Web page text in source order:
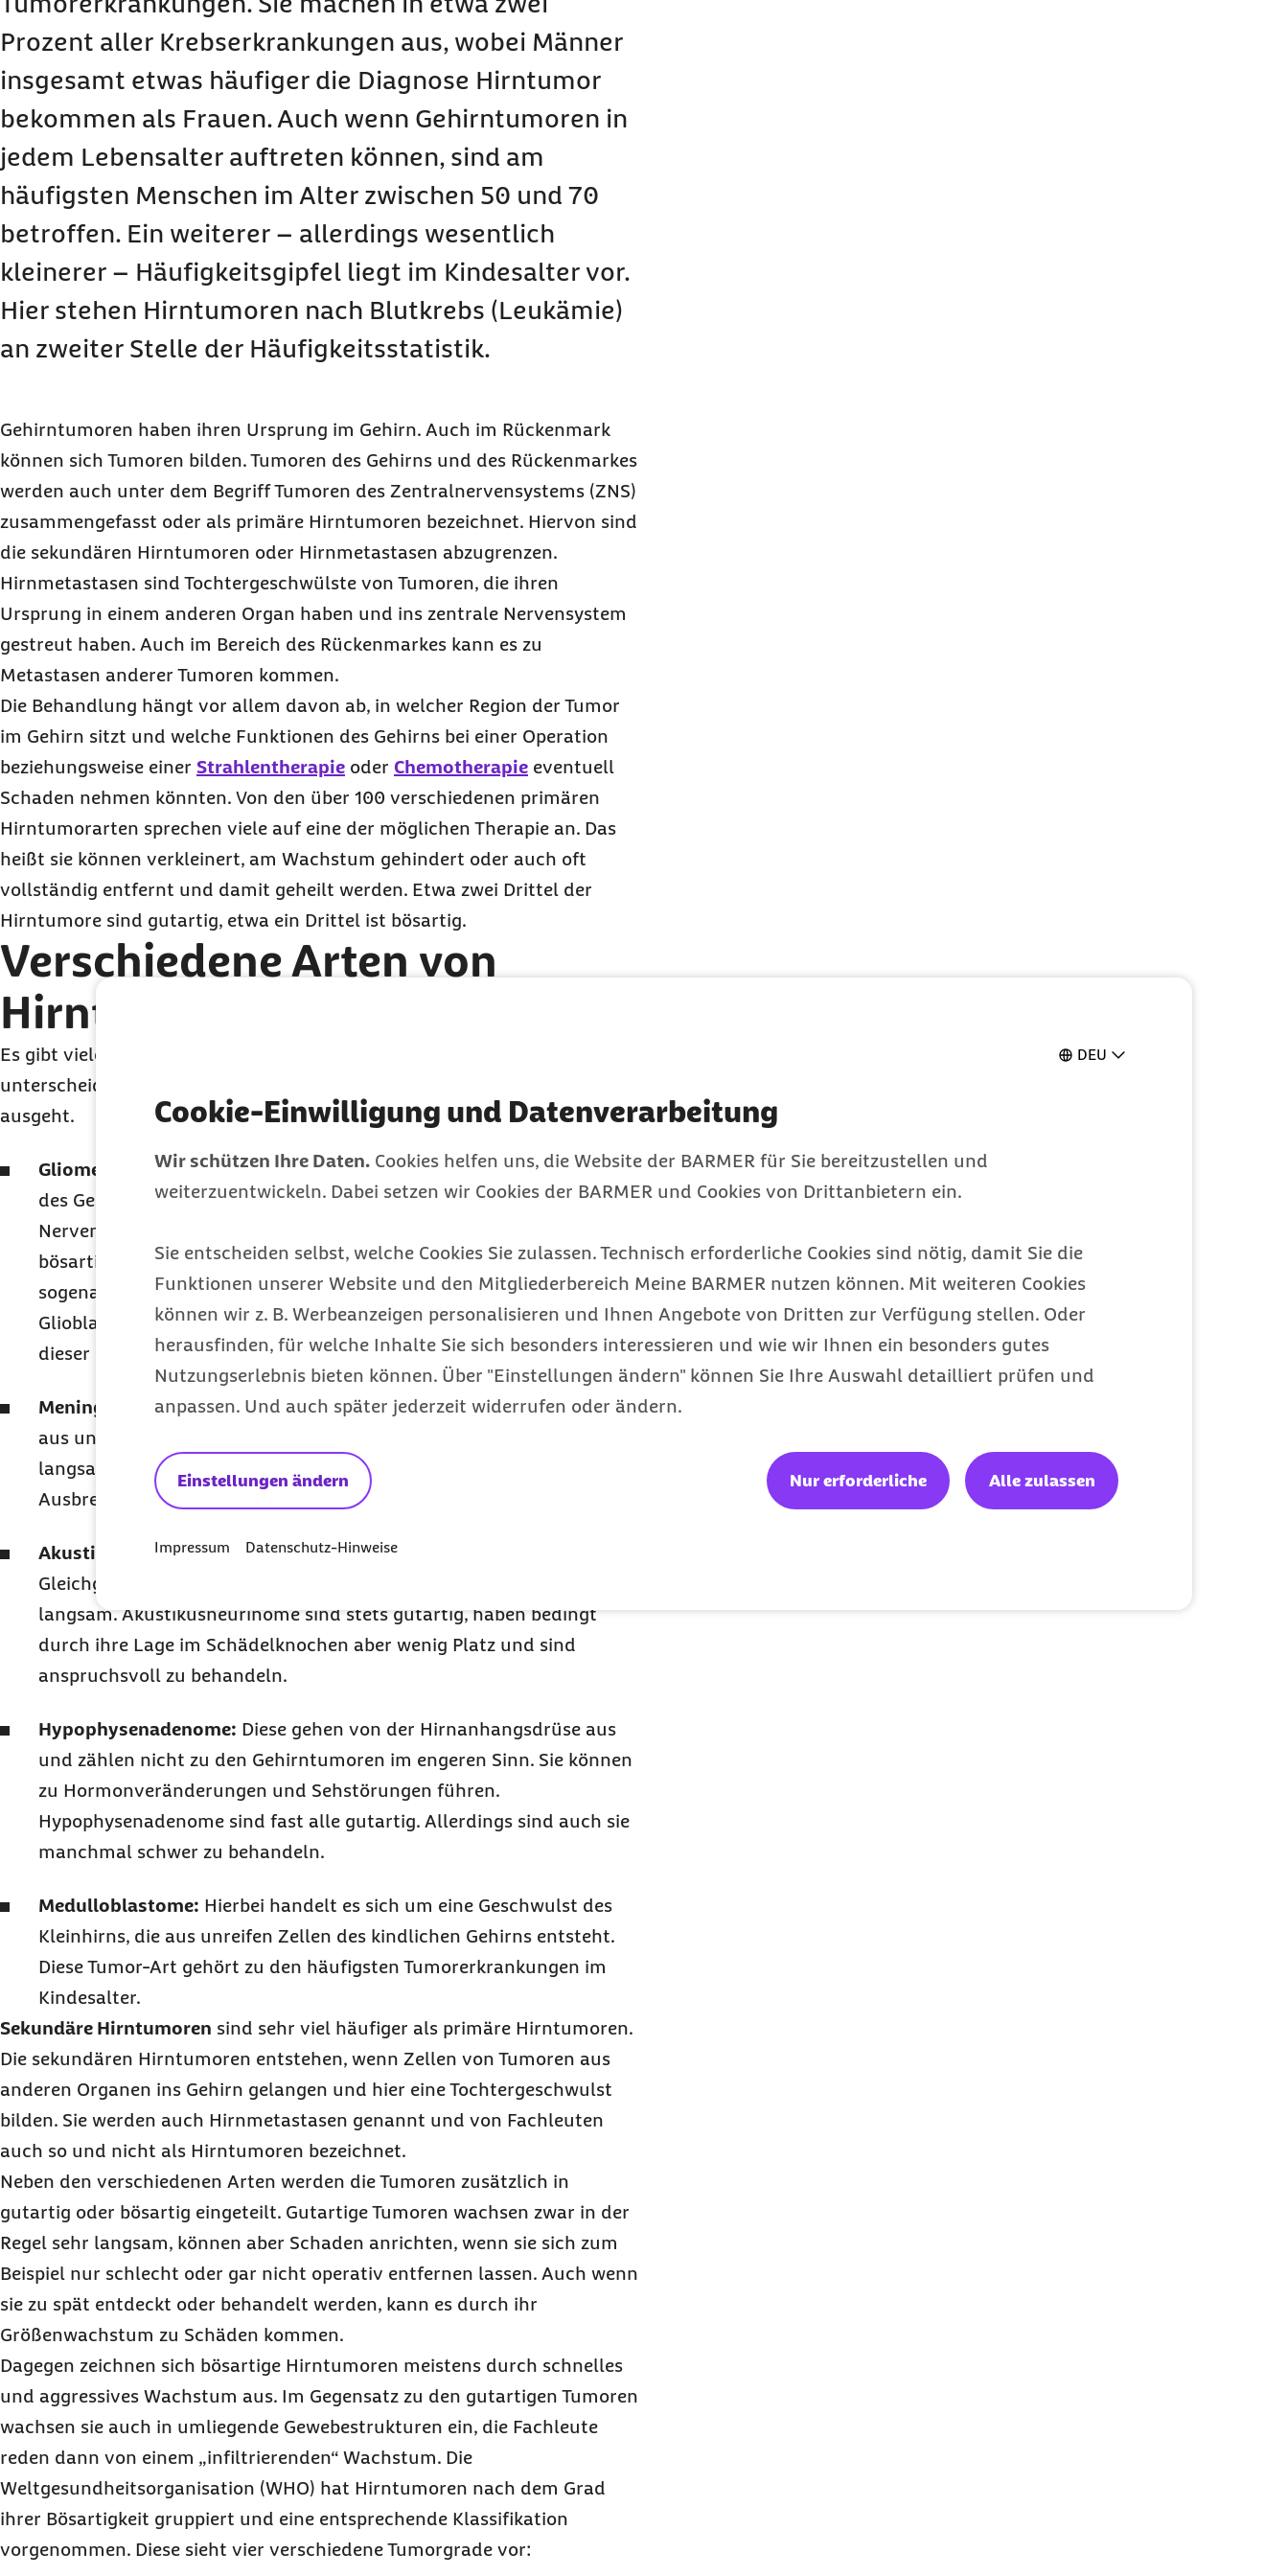
DEU
Cookie-Einwilligung und Datenverarbeitung
Wir schützen Ihre Daten. Cookies helfen uns, die Website der BARMER für Sie bereitzustellen und
weiterzuentwickeln. Dabei setzen wir Cookies der BARMER und Cookies von Drittanbietern ein.
Sie entscheiden selbst, welche Cookies Sie zulassen. Technisch erforderliche Cookies sind nötig, damit Sie die
Funktionen unserer Website und den Mitgliederbereich Meine BARMER nutzen können. Mit weiteren Cookies
können wir z. B. Werbeanzeigen personalisieren und Ihnen Angebote von Dritten zur Verfügung stellen. Oder
herausfinden, für welche Inhalte Sie sich besonders interessieren und wie wir Ihnen ein besonders gutes
Nutzungserlebnis bieten können. Über "Einstellungen ändern" können Sie Ihre Auswahl detailliert prüfen und
anpassen. Und auch später jederzeit widerrufen oder ändern.
Einstellungen ändern Nur erforderliche Alle zulassen
Impressum Datenschutz-Hinweise
Prozent aller Krebserkrankungen aus, wobei Männer
insgesamt etwas häufiger die Diagnose Hirntumor
bekommen als Frauen. Auch wenn Gehirntumoren in
jedem Lebensalter auftreten können, sind am
häufigsten Menschen im Alter zwischen 50 und 70
betroffen. Ein weiterer – allerdings wesentlich
kleinerer – Häufigkeitsgipfel liegt im Kindesalter vor.
Hier stehen Hirntumoren nach Blutkrebs (Leukämie)
an zweiter Stelle der Häufigkeitsstatistik.
Gehirntumoren haben ihren Ursprung im Gehirn. Auch im Rückenmark
können sich Tumoren bilden. Tumoren des Gehirns und des Rückenmarkes
werden auch unter dem Begriff Tumoren des Zentralnervensystems (ZNS)
zusammengefasst oder als primäre Hirntumoren bezeichnet. Hiervon sind
die sekundären Hirntumoren oder Hirnmetastasen abzugrenzen.
Hirnmetastasen sind Tochtergeschwülste von Tumoren, die ihren
Ursprung in einem anderen Organ haben und ins zentrale Nervensystem
gestreut haben. Auch im Bereich des Rückenmarkes kann es zu
Metastasen anderer Tumoren kommen.
Die Behandlung hängt vor allem davon ab, in welcher Region der Tumor
im Gehirn sitzt und welche Funktionen des Gehirns bei einer Operation
beziehungsweise einer Strahlentherapie oder Chemotherapie eventuell
Schaden nehmen könnten. Von den über 100 verschiedenen primären
Hirntumorarten sprechen viele auf eine der möglichen Therapie an. Das
heißt sie können verkleinert, am Wachstum gehindert oder auch oft
vollständig entfernt und damit geheilt werden. Etwa zwei Drittel der
Hirntumore sind gutartig, etwa ein Drittel ist bösartig.
Verschiedene Arten von
Hirntumoren
Es gibt viele verschiedene Formen von
unterscheidet sie nach dem Gewebetyp, von dem die Krebserkrankung
ausgeht.
Gliome:
Gliome sind mit etwa der Hälfte aller primären Geschwülste
des Gehirngewebes die häufigsten Hirntumore. Sie gehen von
Nervenstützzellen aus. Es gibt auch Übergänge von gutartigen zu
bösartigen Typen. Zur Gruppe der Gliome gehören unter anderem die
sogenannten Glioblastome, Astrozytome und Oligodendrogliome.
Glioblastome sind die bösartigste Form der Gliome und kommen in
dieser Gliomen-Gruppe am häufigsten vor.
Meningeome:Sie gehen von den das Gehirn umgebenden Hirnhäuten
aus und sind fast immer gutartig. Meningeome wachsen in der Regel
langsam. Allerdings sind sie manchmal durch ihre Lage und
Ausbreitung schwierig zu behandeln.
Akustikusneurinome: Sie gehen in der Regel vom
Gleichgewichtsnerven, seltener vom Gehörnerven aus und wachsen
langsam. Akustikusneurinome sind stets gutartig, haben bedingt
durch ihre Lage im Schädelknochen aber wenig Platz und sind
anspruchsvoll zu behandeln.
Hypophysenadenome: Diese gehen von der Hirnanhangsdrüse aus
und zählen nicht zu den Gehirntumoren im engeren Sinn. Sie können
zu Hormonveränderungen und Sehstörungen führen.
Hypophysenadenome sind fast alle gutartig. Allerdings sind auch sie
manchmal schwer zu behandeln.
Medulloblastome: Hierbei handelt es sich um eine Geschwulst des
Kleinhirns, die aus unreifen Zellen des kindlichen Gehirns entsteht.
Diese Tumor-Art gehört zu den häufigsten Tumorerkrankungen im
Kindesalter.
Sekundäre Hirntumoren sind sehr viel häufiger als primäre Hirntumoren.
Die sekundären Hirntumoren entstehen, wenn Zellen von Tumoren aus
anderen Organen ins Gehirn gelangen und hier eine Tochtergeschwulst
bilden. Sie werden auch Hirnmetastasen genannt und von Fachleuten
auch so und nicht als Hirntumoren bezeichnet.
Neben den verschiedenen Arten werden die Tumoren zusätzlich in
gutartig oder bösartig eingeteilt. Gutartige Tumoren wachsen zwar in der
Regel sehr langsam, können aber Schaden anrichten, wenn sie sich zum
Beispiel nur schlecht oder gar nicht operativ entfernen lassen. Auch wenn
sie zu spät entdeckt oder behandelt werden, kann es durch ihr
Größenwachstum zu Schäden kommen.
Dagegen zeichnen sich bösartige Hirntumoren meistens durch schnelles
und aggressives Wachstum aus. Im Gegensatz zu den gutartigen Tumoren
wachsen sie auch in umliegende Gewebestrukturen ein, die Fachleute
reden dann von einem „infiltrierenden“ Wachstum. Die
Weltgesundheitsorganisation (WHO) hat Hirntumoren nach dem Grad
ihrer Bösartigkeit gruppiert und eine entsprechende Klassifikation
vorgenommen. Diese sieht vier verschiedene Tumorgrade vor: